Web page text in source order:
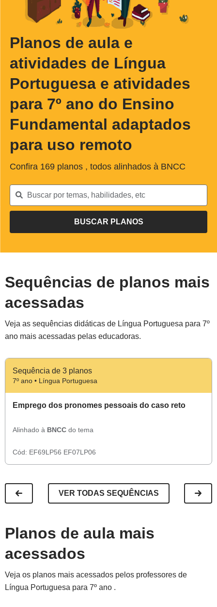
Planos de aula e
atividades de Língua
Portuguesa e atividades
para 7º ano do Ensino
Fundamental adaptados
para uso remoto
Confira 169 planos , todos alinhados à BNCC
Sequências de planos mais
acessadas
Veja as sequências didáticas de Língua Portuguesa para 7º
ano mais acessadas pelas educadoras.
Sequência de 3 planos
7º ano • Língua Portuguesa
Emprego dos pronomes pessoais do caso reto
Alinhado à BNCC do tema
Cód: EF69LP56 EF07LP06
VER TODAS SEQUÊNCIAS
Planos de aula mais
acessados
Veja os planos mais acessados pelos professores de
Língua Portuguesa para 7º ano .